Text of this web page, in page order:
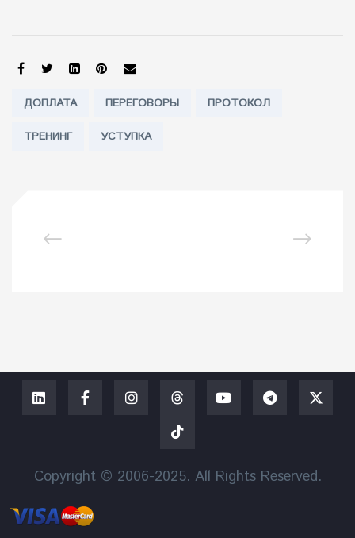
SHARE:
Tags:
ДОПЛАТА ПЕРЕГОВОРЫ ПРОТОКОЛ
ТРЕНИНГ УСТУПКА
Copyright © 2006-2025. All Rights Reserved.